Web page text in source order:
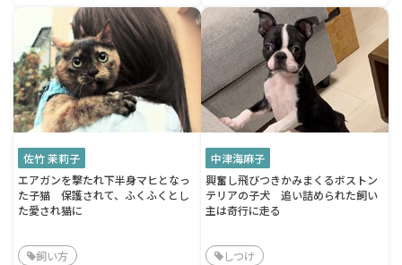
佐竹 茉莉子
エアガンを撃たれ下半身マヒとなっ
た子猫 保護されて、ふくふくとし
た愛され猫に
飼い方
中津海麻子
興奮し飛びつきかみまくるボストン
テリアの子犬 追い詰められた飼い
主は奇行に走る
しつけ